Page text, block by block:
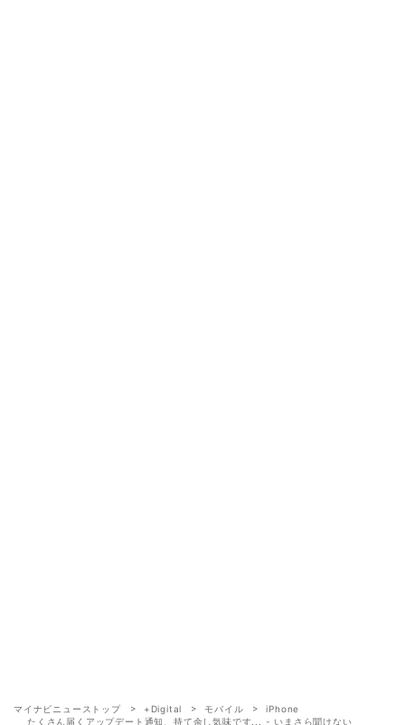
マイナビニューストップ +Digital モバイル
iPhone
たくさん届くアップデート通知、持て余し気味です... - いまさら聞けない